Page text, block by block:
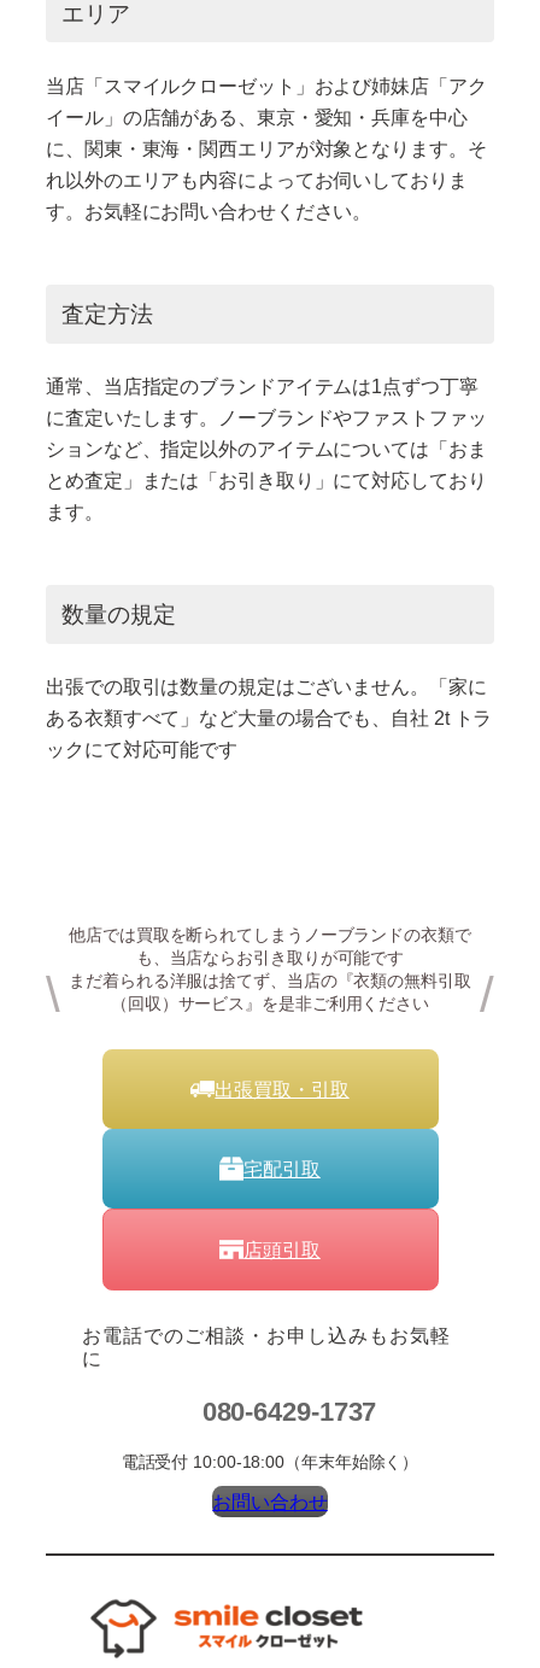
エリア
当店「スマイルクローゼット」および姉妹店「アク
イール」の店舗がある、東京・愛知・兵庫を中心
に、関東・東海・関西エリアが対象となります。そ
れ以外のエリアも内容によってお伺いしておりま
す。お気軽にお問い合わせください。
査定方法
通常、当店指定のブランドアイテムは1点ずつ丁寧
に査定いたします。ノーブランドやファストファッ
ションなど、指定以外のアイテムについては「おま
とめ査定」または「お引き取り」にて対応しており
ます。
数量の規定
出張での取引は数量の規定はございません。「家に
ある衣類すべて」など大量の場合でも、自社 2t トラ
ックにて対応可能です
\
他店では買取を断られてしまうノーブランドの衣類で
も、当店ならお引き取りが可能です
まだ着られる洋服は捨てず、当店の『衣類の無料引取
（回収）サービス』を是非ご利用ください
/
出張買取・引取
宅配引取
店頭引取
お電話でのご相談・お申し込みもお気軽
に
080-6429-1737
電話受付 10:00-18:00（年末年始除く）
お問い合わせ